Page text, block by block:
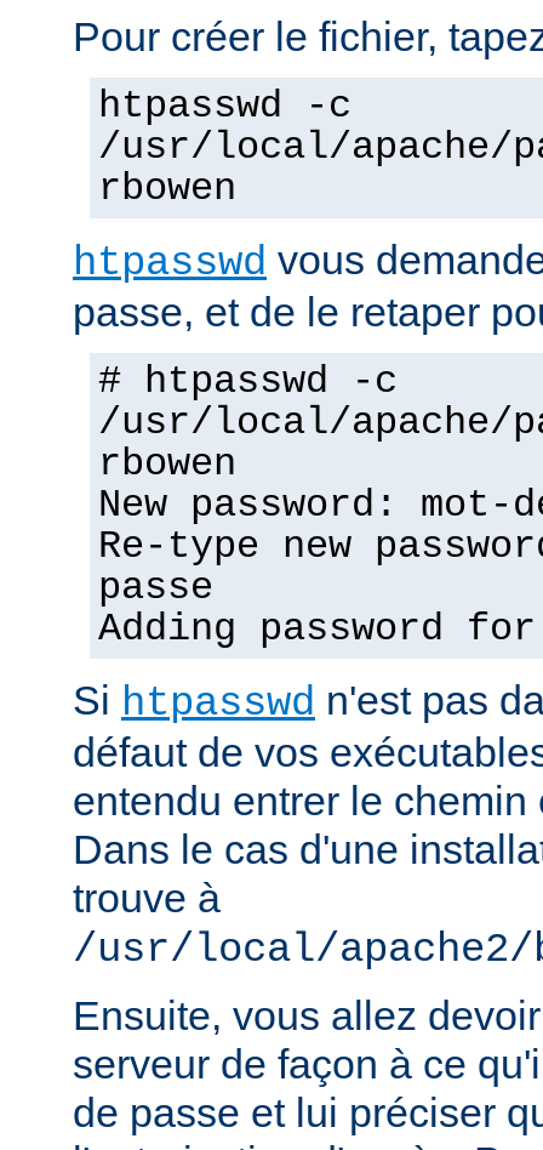
Pour créer le fichier,
htpasswd -c
/usr/local/apache/
rbowen
htpasswd vous
passe, et de le retaper
# htpasswd -c
/usr/local/apache/
rbowen
New password: mot-
Re-type new
passe
Adding password
Si htpasswd n'est pas
défaut de vos
entendu entrer le chemin
Dans le cas d'une
trouve à
/usr/local/apache2/
Ensuite, vous allez
serveur de façon à ce
de passe et lui préciser